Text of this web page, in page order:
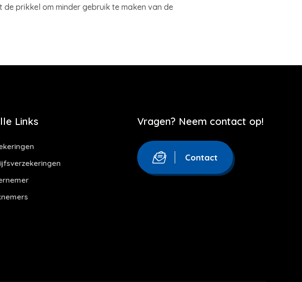
prikkel om minder gebruik te maken van de
Links Vragen? Neem contact op!
Contact